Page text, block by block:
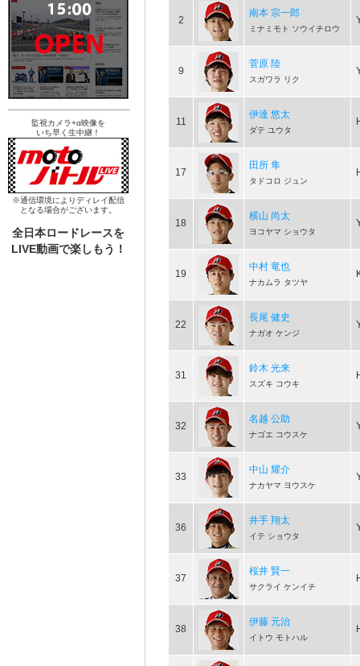
監視カメラ+α映像を
いち早く生中継！
※通信環境によりディレイ配信
となる場合がございます。
全日本ロードレースを
LIVE動画で楽しもう！
2
南本 宗一郎
ミナミモト ソウイチロウ
9
菅原 陸
スガワラ リク
11
伊達 悠太
ダテ ユウタ
17
田所 隼
タドコロ ジュン
18
横山 尚太
ヨコヤマ ショウタ
19
中村 竜也
ナカムラ タツヤ
22
長尾 健史
ナガオ ケンジ
31
鈴木 光来
スズキ コウキ
32
名越 公助
ナゴエ コウスケ
33
中山 耀介
ナカヤマ ヨウスケ
36
井手 翔太
イテ ショウタ
37
桜井 賢一
サクライ ケンイチ
38
伊藤 元治
イトウ モトハル